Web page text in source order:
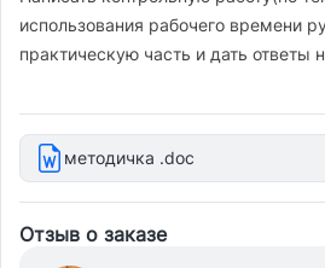
использования рабочего времени
практическую часть и дать ответы
методичка .doc
Отзыв о заказе